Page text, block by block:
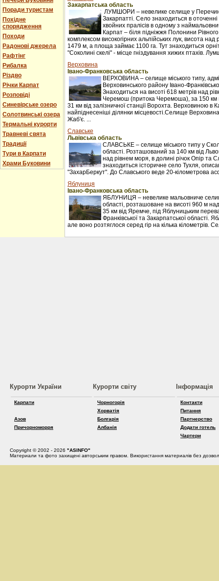
Поради туристам
Похідне
спорядження
Походи
Радонові джерела
Рафтінг
Рибалка
Різдво
Річки Карпат
Розповіді
Синевірське озеро
Солотвинські озера
Термальні курорти
Травневі свята
Традиції
Тури в Карпати
Храми Буковини
Закарпатська область
ЛУМШОРИ – невелике селище у
Закарпатті. Село знаходиться в оточенні
хвойних пралісів в одному з
Карпат – біля підніжжя Полонини
комплексом високогірних альпійських лук, висота над
1479 м, а площа займає 1100 га. Тут знаходиться
"Соколині скелі" - місце гніздування хижих птахів.
Верховина
Івано-Франковська область
ВЕРХОВИНА – селище міського типу,
Верховинського району Івано-
Знаходиться на висоті 618 метрів над
Черемош (притока Черемоша), за 150 км
31 км від залізничної станції Ворохта. Верховиною в
найпіднесеніші ділянки місцевості.Селище
Жаб'є. ...
Славське
Львівська область
СЛАВСЬКЕ – селище міського типу у
області. Розташований за 140 км від
над рівнем моря, в долині річок Опір та
знаходиться історичне село Тухля,
"ЗахарБеркут". До Славського веде 20-кілометрова
Яблуниця
Івано-Франковська область
ЯБЛУНИЦЯ – невелике мальовниче
області, розташоване на висоті 960 м
35 км від Яремче, під Яблуницьким
Франківської та Закарпатської області.
але воно розтяглося серед гір на кілька кілометрів.
Курорти України
Карпати
Азов
Причорноморря
Курорти світу
Чорногорія
Хорватія
Болгарія
Албанія
Інформація
Контакти
Питання
Партнерство
Додати готель
Чартери
Copyright © 2002 - 2026 "ASINFO"
Материали та фото захищені авторським правом. Використання материалів без